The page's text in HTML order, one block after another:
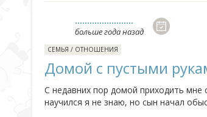
........................
больше года назад
СЕМЬЯ / ОТНОШЕНИЯ
Домой с пустыми
С недавних пор домой приходить мне
научился я не знаю, но сын начал